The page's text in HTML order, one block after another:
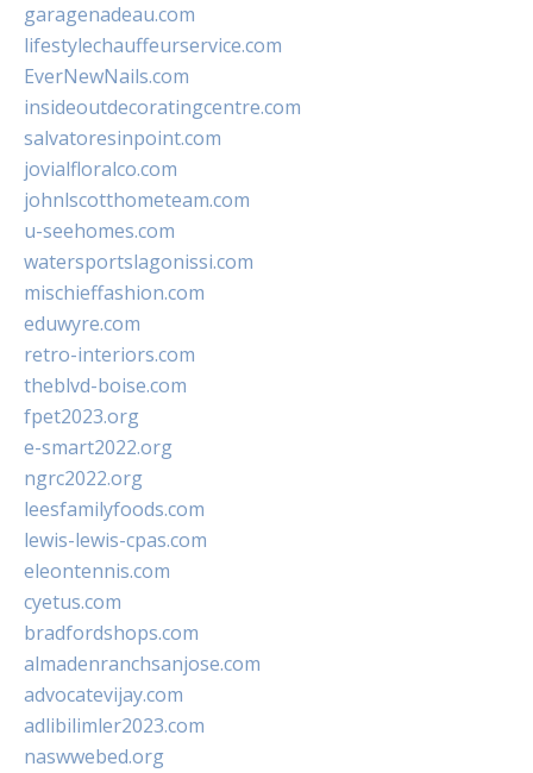
garagenadeau.com
lifestylechauffeurservice.com
EverNewNails.com
insideoutdecoratingcentre.com
salvatoresinpoint.com
jovialfloralco.com
johnlscotthometeam.com
u-seehomes.com
watersportslagonissi.com
mischieffashion.com
eduwyre.com
retro-interiors.com
theblvd-boise.com
fpet2023.org
e-smart2022.org
ngrc2022.org
leesfamilyfoods.com
lewis-lewis-cpas.com
eleontennis.com
cyetus.com
bradfordshops.com
almadenranchsanjose.com
advocatevijay.com
adlibilimler2023.com
naswwebed.org